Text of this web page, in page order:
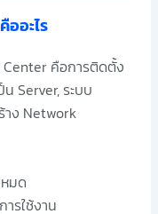
ออะไร
คือการติดตั้ง
Server, ระบบ
าง Network
มด
รใช้งาน